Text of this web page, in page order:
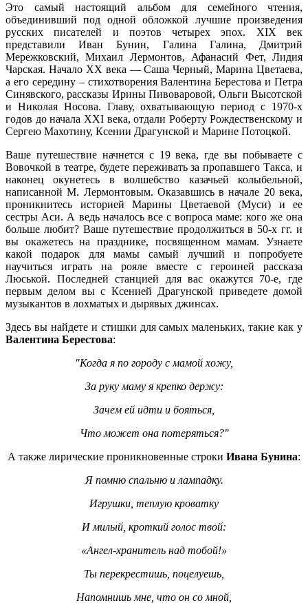
Это самый настоящий альбом для семейного чтения,
объединивший под одной обложкой лучшие произведения
русских писателей и поэтов четырех эпох. XIX век
представили Иван Бунин, Галина Галина, Дмитрий
Мережковский, Михаил Лермонтов, Афанасий Фет, Лидия
Чарская. Начало XX века — Саша Черный, Марина Цветаева,
а его середину – стихотворения Валентина Берестова и Петра
Синявского, рассказы Ирины Пивоваровой, Ольги Высотской
и Николая Носова. Главу, охватывающую период с 1970-х
годов до начала XXI века, отдали Роберту Рождественскому и
Сергею Махотину, Ксении Драгунской и Марине Потоцкой.
Ваше путешествие начнется с 19 века, где вы побываете с
Вовочкой в театре, будете переживать за пропавшего Такса, и
наконец окунетесь в волшебство казачьей колыбельной,
написанной М. Лермонтовым. Оказавшись в начале 20 века,
проникнитесь историей Марины Цветаевой (Муси) и ее
сестры Аси. А ведь началось все с вопроса маме: кого же она
больше любит? Ваше путешествие продолжиться в 50-х гг. и
вы окажетесь на празднике, посвященном мамам. Узнаете
какой подарок для мамы самый лучший и попробуете
научиться играть на рояле вместе с героиней рассказа
Люськой. Последней станцией для вас окажутся 70-е, где
первым делом вы с Ксенией Драгунской приведете домой
музыкантов в лохматых и дырявых джинсах.
Здесь вы найдете и стишки для самых маленьких, такие как у
Валентина Берестова:
"Когда я по городу с мамой хожу,
За руку маму я крепко держу:
Зачем ей идти и бояться,
Что может она потеряться?"
А также лирические проникновенные строки Ивана Бунина:
Я помню спальню и лампадку.
Игрушки, теплую кроватку
И милый, кроткий голос твой:
«Ангел-хранитель над тобой!»
Ты перекрестишь, поцелуешь,
Напомнишь мне, что он со мной,